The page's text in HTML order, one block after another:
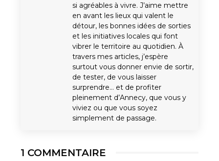
si agréables à vivre. J’aime mettre
en avant les lieux qui valent le
détour, les bonnes idées de sorties
et les initiatives locales qui font
vibrer le territoire au quotidien. À
travers mes articles, j’espère
surtout vous donner envie de sortir,
de tester, de vous laisser
surprendre… et de profiter
pleinement d’Annecy, que vous y
viviez ou que vous soyez
simplement de passage.
1 COMMENTAIRE